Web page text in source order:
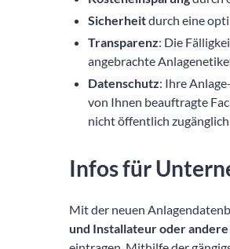
Sicherheit durch eine
Transparenz
: Die
angebrachte
Datenschutz
: Ihre
von Ihnen beauftragte
nicht öffentlich zugänglich.
Infos für
Mit der neuen
und Installateur
oder
eintragen. Mithilfe der